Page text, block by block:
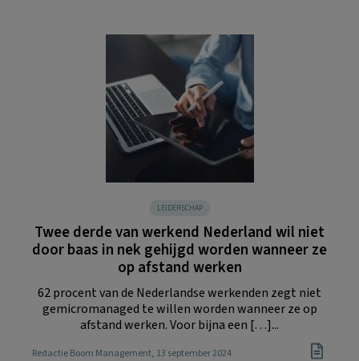
LEIDERSCHAP
Twee derde van werkend Nederland wil niet
door baas in nek gehijgd worden wanneer ze
op afstand werken
62 procent van de Nederlandse werkenden zegt niet
gemicromanaged te willen worden wanneer ze op
afstand werken. Voor bijna een […]...
Redactie Boom Management, 13 september 2024